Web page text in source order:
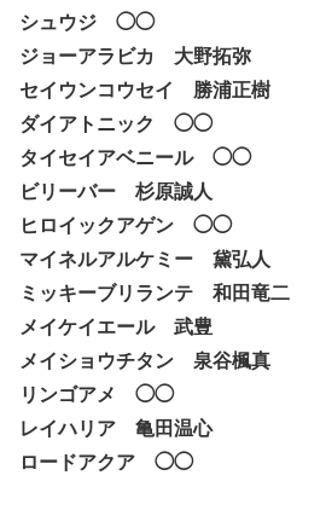
シュウジ ◯◯
ジョーアラビカ 大野拓弥
セイウンコウセイ 勝浦正樹
ダイアトニック ◯◯
タイセイアベニール ◯◯
ビリーバー 杉原誠人
ヒロイックアゲン ◯◯
マイネルアルケミー 黛弘人
ミッキーブリランテ 和田竜二
メイケイエール 武豊
メイショウチタン 泉谷楓真
リンゴアメ ◯◯
レイハリア 亀田温心
ロードアクア ◯◯